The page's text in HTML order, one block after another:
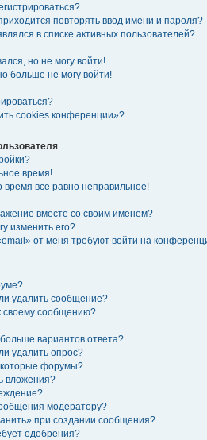
повторять ввод имени и пароля?
в списке активных пользователей?
но не могу войти!
больше не могу войти!
cookies конференции»?
время!
время все равно неправильное!
вместе со своим именем?
изменить его?
от меня требуют войти на
удалить сообщение?
своему сообщению?
вариантов ответа?
удалить опрос?
форумы?
вложения?
модератору?
при создании сообщения?
одобрения?